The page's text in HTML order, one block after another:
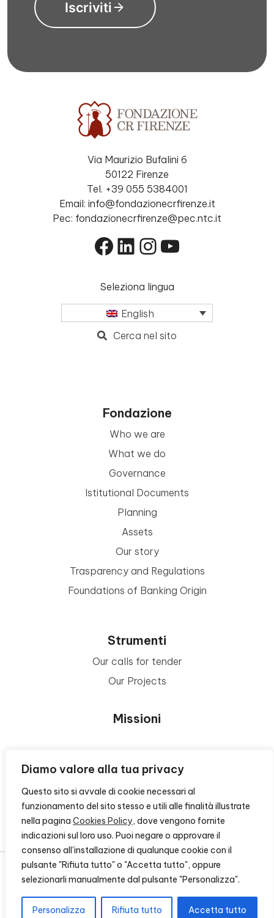
Diamo valore alla tua privacy
Questo sito si avvale di cookie necessari al
funzionamento del sito stesso e utili alle finalità illustrate
nella pagina Cookies Policy, dove vengono fornite
indicazioni sul loro uso. Puoi negare o approvare il
consenso all'installazione di qualunque cookie con il
pulsante "Rifiuta tutto" o "Accetta tutto", oppure
selezionarli manualmente dal pulsante "Personalizza".
Personalizza Rifiuta tutto Accetta tutto
Iscriviti
Via Maurizio Bufalini 6
50122 Firenze
Tel. +39 055 5384001
Email: info@fondazionecrfirenze.it
Pec: fondazionecrfirenze@pec.ntc.it
Facebook
LinkedIn
Instagram
YouTube
Seleziona lingua
English
Cerca nel sito
Fondazione
Who we are
What we do
Governance
Istitutional Documents
Planning
Assets
Our story
Trasparency and Regulations
Foundations of Banking Origin
Strumenti
Our calls for tender
Our Projects
Missioni
Area Beneficiari
Privacy e Informative
Contacts
© 2026 - FONDAZIONE CR FIRENZE - CF 00524310489 -
CREDITS